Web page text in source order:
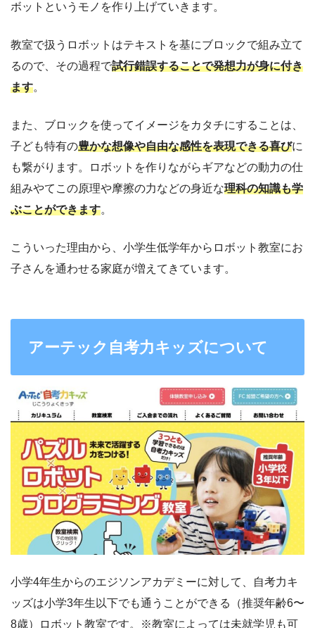
ボットというモノを作り上げていきます。
教室で扱うロボットはテキストを基にブロックで組み立て
るので、その過程で試行錯誤することで発想力が身に付き
ます。
また、ブロックを使ってイメージをカタチにすることは、
子ども特有の豊かな想像や自由な感性を表現できる喜びに
も繋がります。ロボットを作りながらギアなどの動力の仕
組みやてこの原理や摩擦の力などの身近な理科の知識も学
ぶことができます。
こういった理由から、小学生低学年からロボット教室にお
子さんを通わせる家庭が増えてきています。
アーテック自考力キッズについて
小学4年生からのエジソンアカデミーに対して、自考力キ
ッズは小学3年生以下でも通うことができる（推奨年齢6〜
8歳）ロボット教室です。※教室によっては未就学児も可